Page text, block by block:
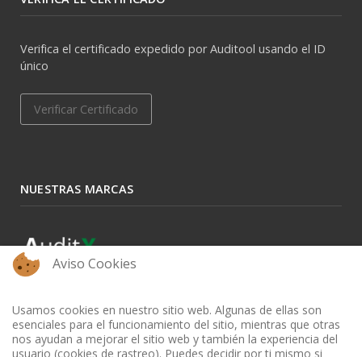
Verifica el certificado expedido por Auditool usando el ID
único
Verificar Certificado
NUESTRAS MARCAS
Aviso Cookies
Usamos cookies en nuestro sitio web. Algunas de ellas son
esenciales para el funcionamiento del sitio, mientras que otras
nos ayudan a mejorar el sitio web y también la experiencia del
usuario (cookies de rastreo). Puedes decidir por ti mismo si